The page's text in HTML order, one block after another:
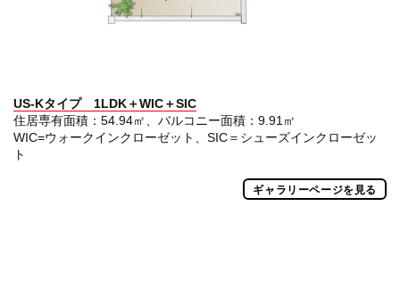
US-Kタイプ 1LDK＋WIC＋SIC
住居専有面積：54.94㎡、バルコニー面積：9.91㎡
WIC=ウォークインクローゼット、SIC＝シューズインクローゼッ
ト
ギャラリーページを見る